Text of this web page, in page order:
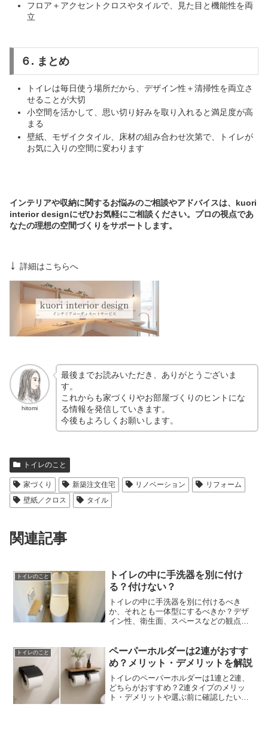
フロア＋アクセントクロスやタイルで、見た目と機能性を両
立
６. まとめ
トイレは毎日使う場所だから、デザイン性＋清掃性を両立さ
せることが大切
小空間を活かして、思い切り好みを取り入れると満足度が高
まる
壁紙、モザイクタイル、床材の組み合わせ次第で、トイレが
お気に入りの空間に変わります
インテリアや収納に関するお悩みのご相談やアドバイスは、kuori
interior designにぜひお気軽にご相談ください。プロの視点であ
なたの理想の空間づくりをサポートします。
↓ 詳細はこちらへ
hitomi
最後までお読みいただき、ありがとうございま
す。
これからも家づくりやお部屋づくりのヒントにな
る情報を発信していきます。
今後もよろしくお願いします。
トイレのこと
家づくり 新築注文住宅 リノベーション
リフォーム
壁紙／クロス
タイル
関連記事
トイレのこと
トイレの中に手洗器を別に付け
る？付けない？
トイレの中に手洗器を別に付けるべき
か、それとも一体型にするべきか？デザ
イン性、衛生面、スペースなどの観点か
ためのポイントがわかります。
トイレのこと
ペーパーホルダーは2連がおすす
め？メリット・デメリットを解説
トイレのペーパーホルダーは1連と2連、
どちらがおすすめ？2連タイプのメリッ
ト・デメリットや選ぶ前に確認したいポ